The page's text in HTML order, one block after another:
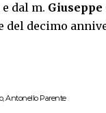
e dal m. Giuseppe
del decimo
Antonello Parente